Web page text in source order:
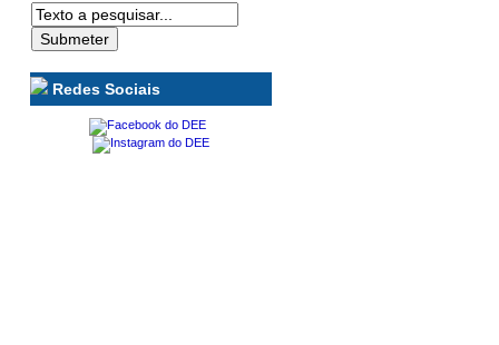
Redes Sociais